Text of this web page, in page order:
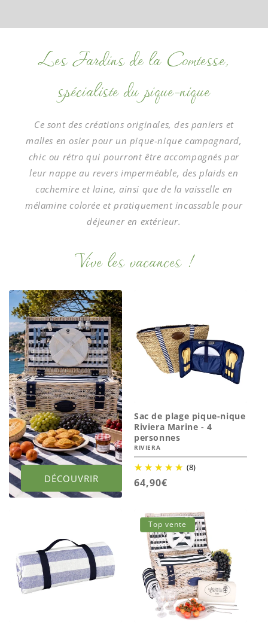
Les Jardins de la Comtesse,
spécialiste du pique-nique
Ce sont des créations originales, des paniers et
malles en osier pour un pique-nique campagnard,
chic ou rétro qui pourront être accompagnés par
leur nappe au revers imperméable, des plaids en
cachemire et laine, ainsi que de la vaisselle en
mélamine colorée et pratiquement incassable pour
déjeuner en extérieur.
Vive les vacances !
DÉCOUVRIR
Sac de plage pique-nique
Riviera Marine - 4
personnes
RIVIERA
(8)
Prix
64,90€
Top vente